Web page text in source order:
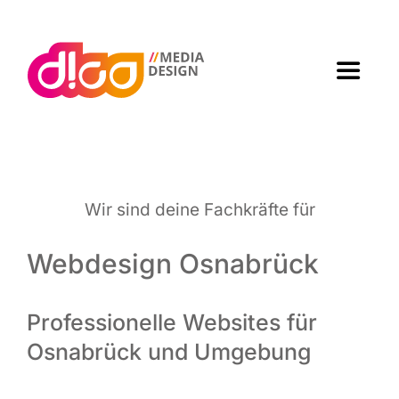
springen
Toggle
Arbei­ten
Leis­tun­gen
Wir sind dei­ne Fach­kräf­te für
Webdesign Osnabrück
Professionelle Websites für
Osnabrück und Umgebung